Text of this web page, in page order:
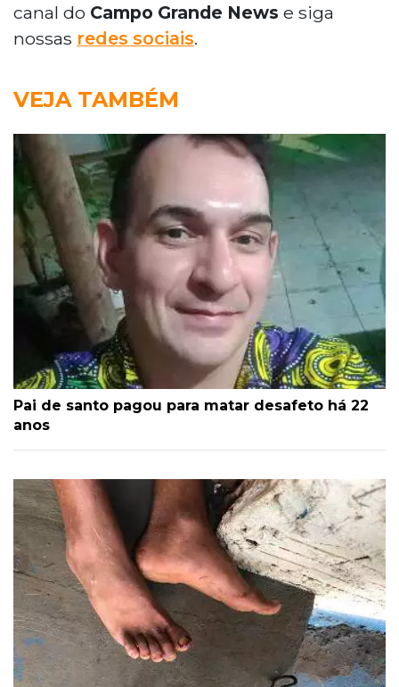
canal do Campo Grande News e siga
nossas redes sociais.
VEJA TAMBÉM
Pai de santo pagou para matar desafeto há 22
anos